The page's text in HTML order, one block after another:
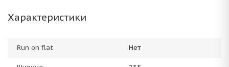
Характеристики
Run on flat Нет